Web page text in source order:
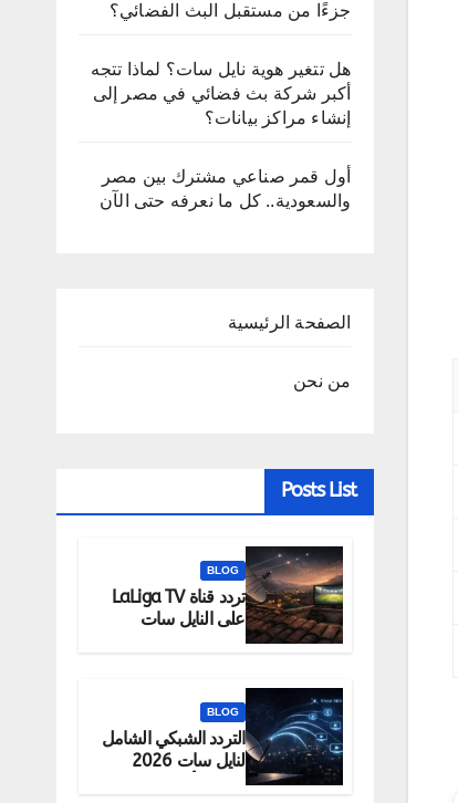
جزءًا من مستقبل البث الفضائي؟
هل تتغير هوية نايل سات؟ لماذا تتجه
أكبر شركة بث فضائي في مصر إلى
إنشاء مراكز بيانات؟
أول قمر صناعي مشترك بين مصر
والسعودية.. كل ما نعرفه حتى الآن
الصفحة الرئيسية
من نحن
Posts List
BLOG
تردد قناة LaLiga TV
على النايل سات
BLOG
التردد الشبكي الشامل
لنايل سات 2026